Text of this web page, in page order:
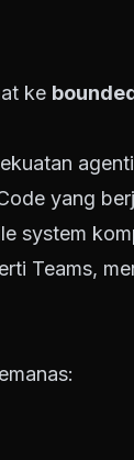
ke
yang
system
Teams,